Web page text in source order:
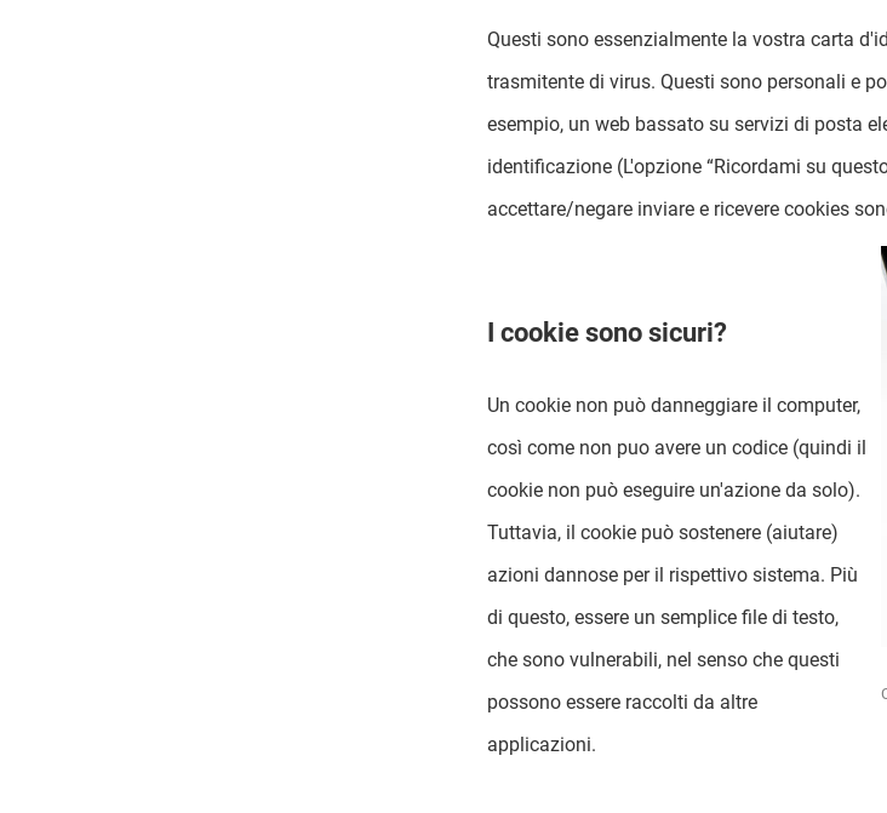
Questi sono essenzialmente la vostra carta
trasmitente di virus. Questi sono personali e
esempio, un web bassato su servizi di posta
identificazione (L'opzione “Ricordami su
accettare/negare inviare e ricevere cookies
I cookie sono sicuri?
Un cookie non può danneggiare il computer,
così come non puo avere un codice (quindi il
cookie non può eseguire un'azione da solo).
Tuttavia, il cookie può sostenere (aiutare)
azioni dannose per il rispettivo sistema. Più
di questo, essere un semplice file di testo,
che sono vulnerabili, nel senso che questi
possono essere raccolti da altre
applicazioni.